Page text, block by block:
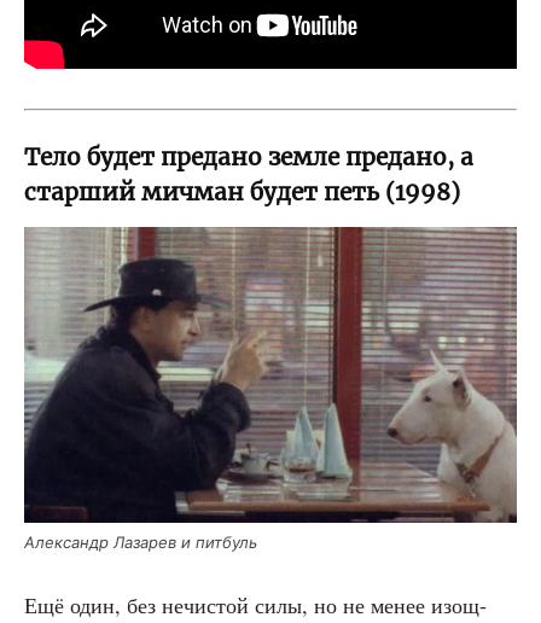
Тело будет предано земле предано, а
старший мичман будет петь (1998)
Алек­сандр Лаза­рев и питбуль
Ещё один, без нечи­стой силы, но не менее изощ­